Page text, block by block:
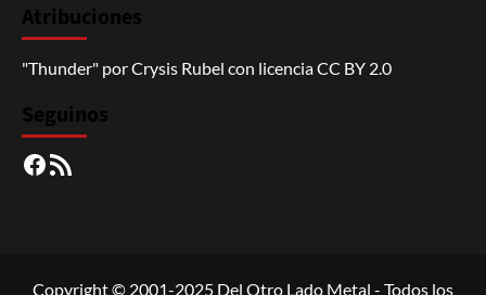
Atribuciones
"Thunder" porCrysis Rubel con licenciaCC BY 2.0
Seguinos
Facebook
RSS
Copyright © 2001-2025 Del Otro Lado Metal - Todos los